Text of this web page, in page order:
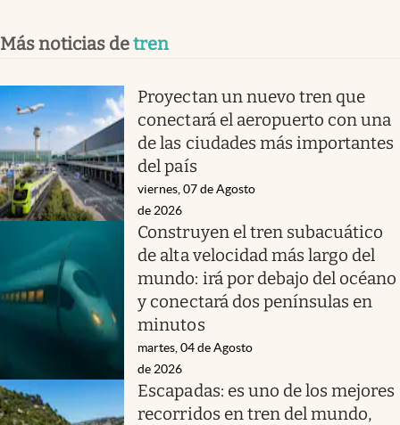
Más noticias detren
Proyectan un nuevo tren que
conectará el aeropuerto con una
de las ciudades más importantes
del país
viernes, 07 de Agosto
de 2026
Construyen el tren subacuático
de alta velocidad más largo del
mundo: irá por debajo del océano
y conectará dos penínsulas en
minutos
martes, 04 de Agosto
de 2026
Escapadas: es uno de los mejores
recorridos en tren del mundo,